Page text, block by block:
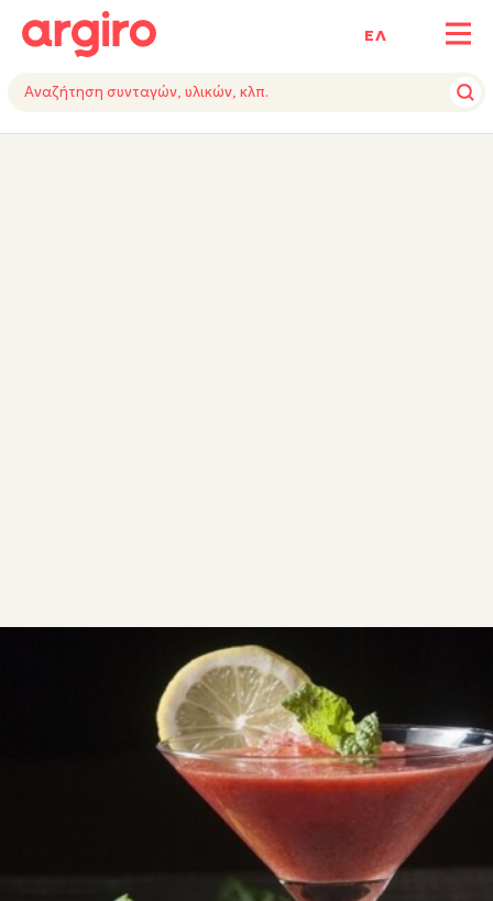
ΕΛ
ΥΛΙΚΑΕΚΤΕΛΕΣΗ
ΡΟΦΗΜΑΤΑ - ΠΟΤΑ
Fragolini (Εύκολο κοκτέιλ βότκα
– φράουλα)
Τα καλοκαιρινά βράδια «τραβάνε» δροσερά κοκτέιλ.
Με τόσα υπέροχα, φρέσκα φρούτα στη διάθεσή μας,
μπορούμε να φτιάξουμε τα πιο πολύχρωμα ποτά.